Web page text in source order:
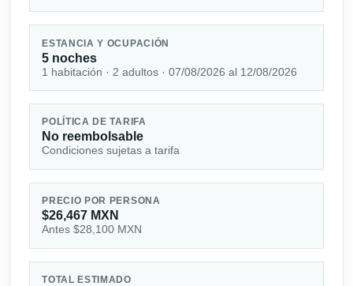
ESTANCIA Y OCUPACIÓN
5 noches
1 habitación · 2 adultos · 07/08/2026 al 12/08/2026
POLÍTICA DE TARIFA
No reembolsable
Condiciones sujetas a tarifa
PRECIO POR PERSONA
$26,467 MXN
Antes $28,100 MXN
TOTAL ESTIMADO